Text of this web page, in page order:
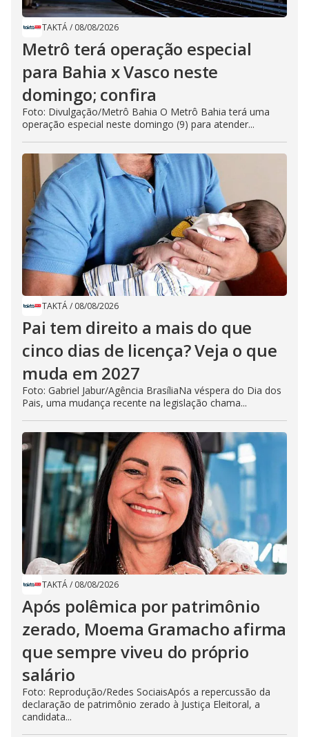
TAKTÁ/ 08/08/2026
Metrô terá operação especial
para Bahia x Vasco neste
domingo; confira
Foto: Divulgação/Metrô Bahia O Metrô Bahia terá uma
operação especial neste domingo (9) para atender...
TAKTÁ/ 08/08/2026
Pai tem direito a mais do que
cinco dias de licença? Veja o que
muda em 2027
Foto: Gabriel Jabur/Agência BrasíliaNa véspera do Dia dos
Pais, uma mudança recente na legislação chama...
TAKTÁ/ 08/08/2026
Após polêmica por patrimônio
zerado, Moema Gramacho afirma
que sempre viveu do próprio
salário
Foto: Reprodução/Redes SociaisApós a repercussão da
declaração de patrimônio zerado à Justiça Eleitoral, a
candidata...